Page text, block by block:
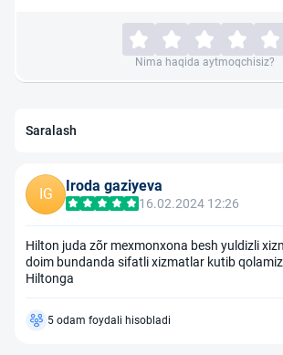
Nima haqida aytmoqchisiz?
Saralash
IG Iroda gaziyeva
16.02.2024 12:26
Hilton juda zõr mexmonxona besh yuldizli
doim bundanda sifatli xizmatlar kutib
Hiltonga
5 odam foydali hisobladi